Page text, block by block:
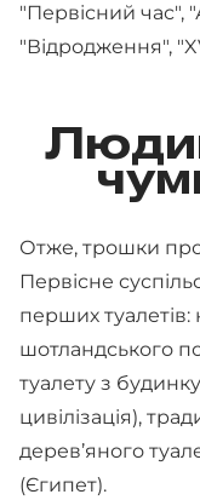
"Первісний час",
"Відродження",
Отже, трошки
Первісне
перших туалетів:
шотландського
туалету з
цивілізація),
дерев’яного
(Єгипет).